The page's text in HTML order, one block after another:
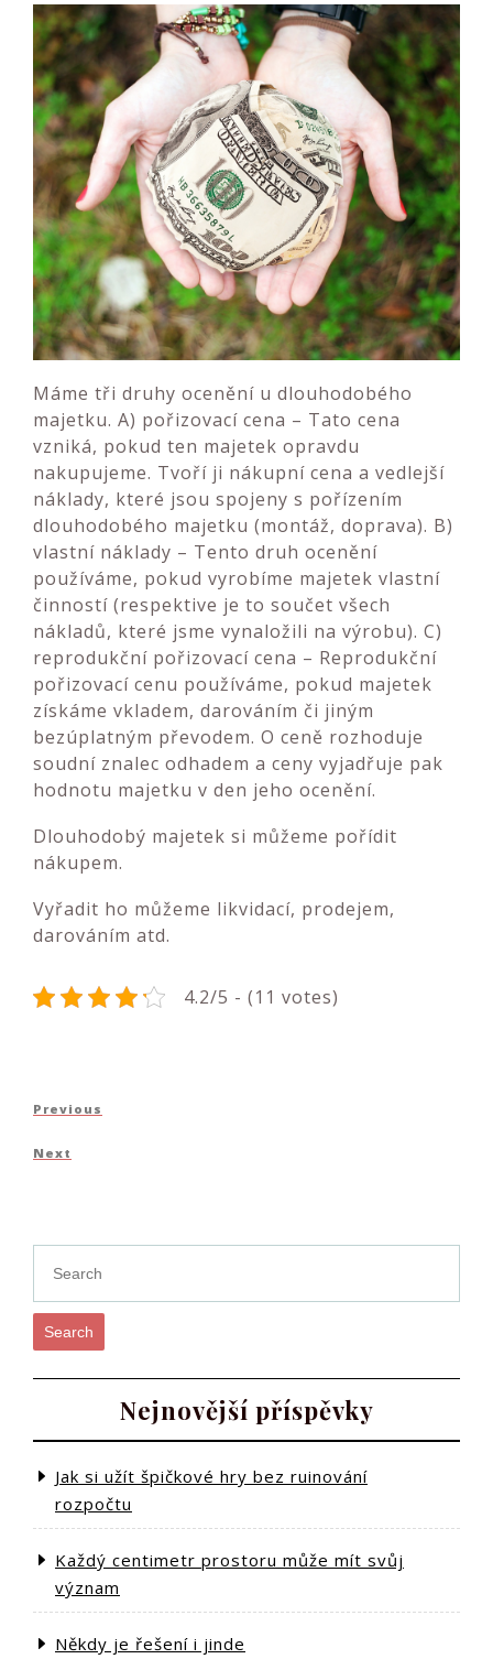
Máme tři druhy ocenění u dlouhodobého
majetku. A) pořizovací cena – Tato cena
vzniká, pokud ten majetek opravdu
nakupujeme. Tvoří ji nákupní cena a vedlejší
náklady, které jsou spojeny s pořízením
dlouhodobého majetku (montáž, doprava). B)
vlastní náklady – Tento druh ocenění
používáme, pokud vyrobíme majetek vlastní
činností (respektive je to součet všech
nákladů, které jsme vynaložili na výrobu). C)
reprodukční pořizovací cena – Reprodukční
pořizovací cenu používáme, pokud majetek
získáme vkladem, darováním či jiným
bezúplatným převodem. O ceně rozhoduje
soudní znalec odhadem a ceny vyjadřuje pak
hodnotu majetku v den jeho ocenění.
Dlouhodobý majetek si můžeme pořídit
nákupem.
Vyřadit ho můžeme likvidací, prodejem,
darováním atd.
4.2/5 - (11 votes)
Navigace
pro
Previous
Previous
Next
Next
Search
Nejnovější příspěvky
Jak si užít špičkové hry bez ruinování
rozpočtu
Každý centimetr prostoru může mít svůj
význam
Někdy je řešení i jinde